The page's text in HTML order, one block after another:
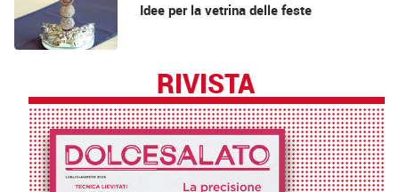
Idee per la vetrina delle feste
RIVISTA